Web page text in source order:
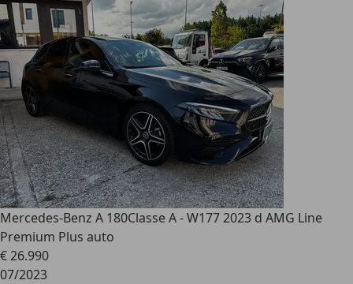
Mercedes-Benz A 180Classe A - W177 2023 d AMG Line
Premium Plus auto
€ 26.990
07/2023